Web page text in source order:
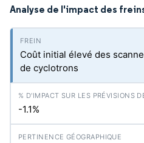
Analyse de l'impact des
Coût initial élevé des
de cyclotrons
-1.1%